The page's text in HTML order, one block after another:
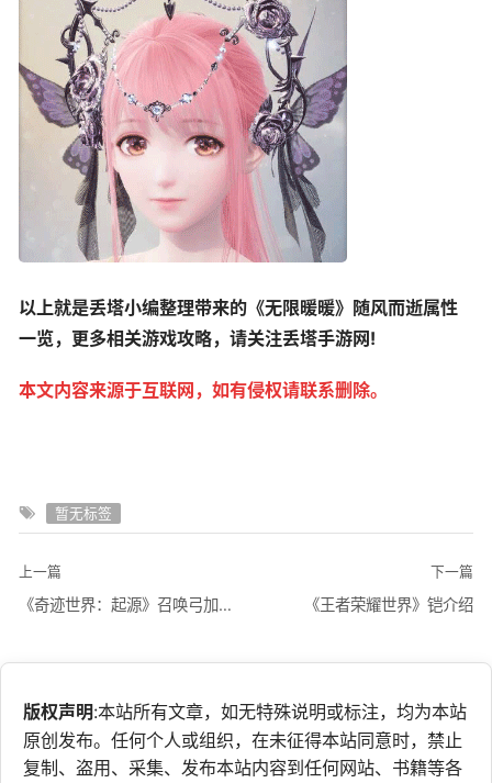
以上就是丢塔小编整理带来的《无限暖暖》随风而逝属性
一览，更多相关游戏攻略，请关注丢塔手游网!
本文内容来源于互联网，如有侵权请联系删除。
暂无标签
上一篇
《奇迹世界：起源》召唤弓加点攻略
下一篇
《王者荣耀世界》铠介绍
版权声明:本站所有文章，如无特殊说明或标注，均为本站
原创发布。任何个人或组织，在未征得本站同意时，禁止
复制、盗用、采集、发布本站内容到任何网站、书籍等各